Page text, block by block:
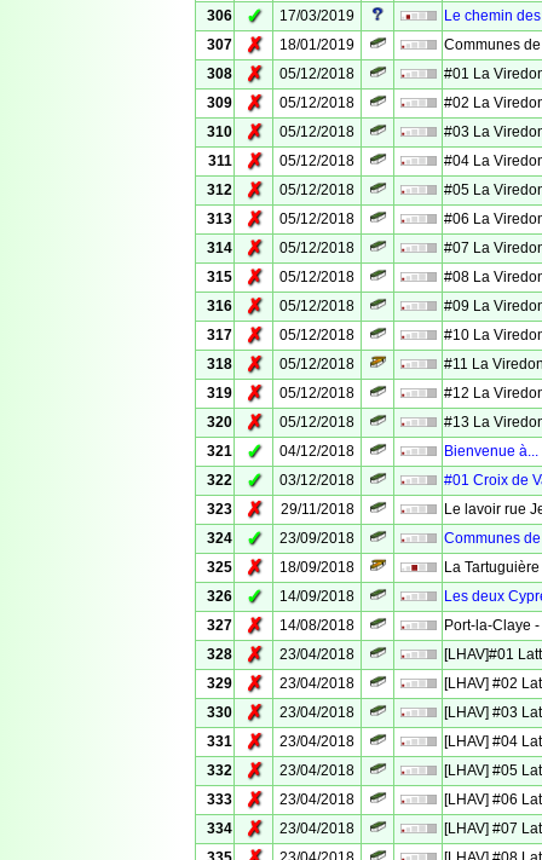
306
✓ 17/03/2019
Le chemin
307
✗ 18/01/2019
Communes
308
✗ 05/12/2018
#01 La
309
✗ 05/12/2018
#02 La
310
✗ 05/12/2018
#03 La
311
✗ 05/12/2018
#04 La
312
✗ 05/12/2018
#05 La
313
✗ 05/12/2018
#06 La
314
✗ 05/12/2018
#07 La
315
✗ 05/12/2018
#08 La
316
✗ 05/12/2018
#09 La
317
✗ 05/12/2018
#10 La
318
✗ 05/12/2018
#11 La
319
✗ 05/12/2018
#12 La
320
✗ 05/12/2018
#13 La
321
✓ 04/12/2018
Bienvenue
322
✓ 03/12/2018
#01 Croix de
323
✗ 29/11/2018
Le lavoir rue
324
✓ 23/09/2018
Communes
325
✗ 18/09/2018
La Tartuguière
326
✓ 14/09/2018
Les deux
327
✗ 14/08/2018
Port-la-Claye
328
✗ 23/04/2018
[LHAV]#01
329
✗ 23/04/2018
[LHAV] #02
330
✗ 23/04/2018
[LHAV] #03
331
✗ 23/04/2018
[LHAV] #04
332
✗ 23/04/2018
[LHAV] #05
333
✗ 23/04/2018
[LHAV] #06
334
✗ 23/04/2018
[LHAV] #07